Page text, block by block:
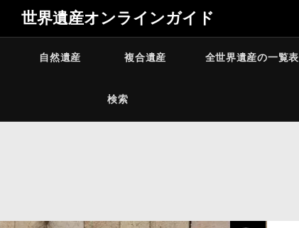
世界遺産オンラインガイド
自然遺産 複合遺産 全世界遺産の一覧表
検索